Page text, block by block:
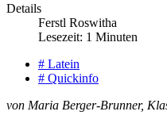
Details
Ferstl Roswitha
Lesezeit: 1 Minuten
# Latein
# Quickinfo
von Maria Berger-Brunner,